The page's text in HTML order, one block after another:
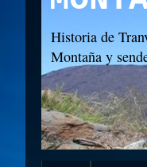
Historia de
Montaña y